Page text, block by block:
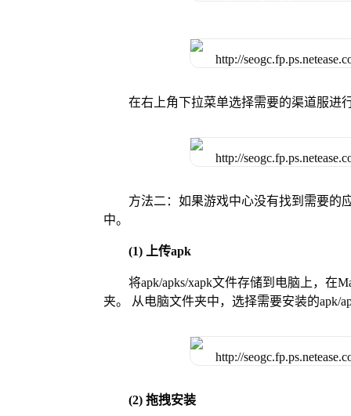
在右上角下拉菜单选择需要的渠道服进
方法二：如果游戏中心没有找到需要的
中。
(1) 上传apk
将apk/apks/xapk文件存储到电脑上，在
夹。 从电脑文件夹中，选择需要安装的apk/
(2) 拖拽安装